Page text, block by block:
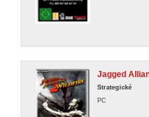
Jagged
Strategické
PC